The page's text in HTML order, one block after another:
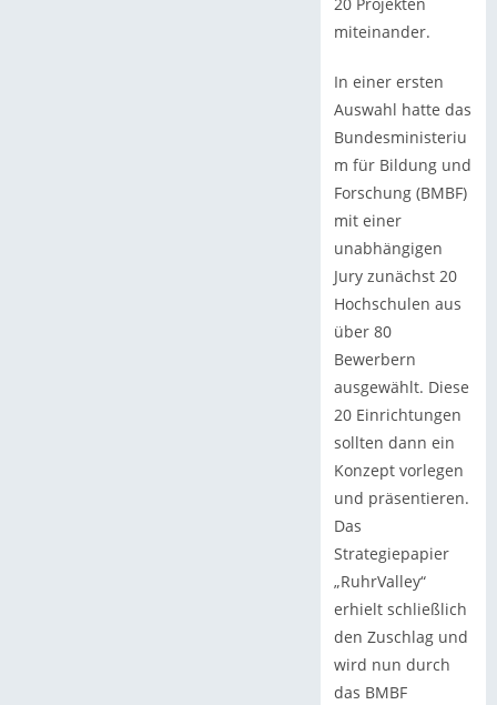
20 Projekten
miteinander.
In einer ersten
Auswahl hatte das
Bundesministeriu
m für Bildung und
Forschung (BMBF)
mit einer
unabhängigen
Jury zunächst 20
Hochschulen aus
über 80
Bewerbern
ausgewählt. Diese
20 Einrichtungen
sollten dann ein
Konzept vorlegen
und präsentieren.
Das
Strategiepapier
„RuhrValley“
erhielt schließlich
den Zuschlag und
wird nun durch
das BMBF